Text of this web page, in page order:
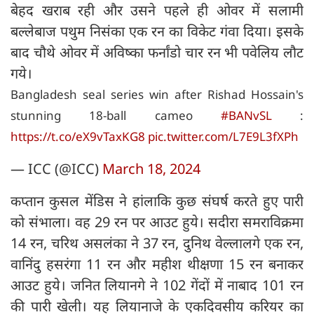
बेहद खराब रही और उसने पहले ही ओवर में सलामी
बल्लेबाज पथुम निसंका एक रन का विकेट गंवा दिया। इसके
बाद चौथे ओवर में अविष्का फर्नांडो चार रन भी पवेलिय लौट
गये।
Bangladesh seal series win after Rishad Hossain's
stunning 18-ball cameo #BANvSL:
https://t.co/eX9vTaxKG8 pic.twitter.com/L7E9L3fXPh
— ICC (@ICC) March 18, 2024
कप्तान कुसल मेंडिस ने हांलाकि कुछ संघर्ष करते हुए पारी
को संभाला। वह 29 रन पर आउट हुये। सदीरा समराविक्रमा
14 रन, चरिथ असलंका ने 37 रन, दुनिथ वेल्लालगे एक रन,
वानिंदु हसरंगा 11 रन और महीश थीक्षणा 15 रन बनाकर
आउट हुये। जनित लियानगे ने 102 गेंदों में नाबाद 101 रन
की पारी खेली। यह लियानाजे के एकदिवसीय करियर का